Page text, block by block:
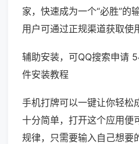
家，快速成为一个“必胜”的
用户可通过正规渠道获取使
辅助安装，可QQ搜索申请
件安装教程
手机打牌可以一键让你轻松
十分简单，打开这个应用便
规律，只需要输入自己想要